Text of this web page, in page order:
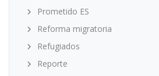
Prometido ES
Reforma migratoria
Refugiados
Reporte